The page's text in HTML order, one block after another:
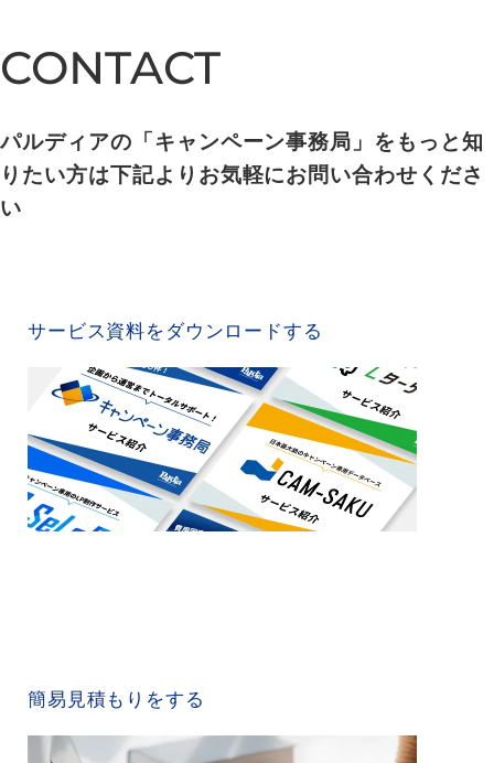
CONTACT
CONTACT
パルディアの「キャンペーン事務局」をもっと知
りたい方は下記よりお気軽にお問い合わせくださ
い
サービス資料をダウンロードする
簡易見積もりをする